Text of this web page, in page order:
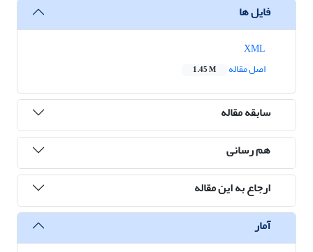
فایل ها
اصل مقاله
1.45 M
سابقه مقاله
هم رسانی
ارجاع به این مقاله
آمار